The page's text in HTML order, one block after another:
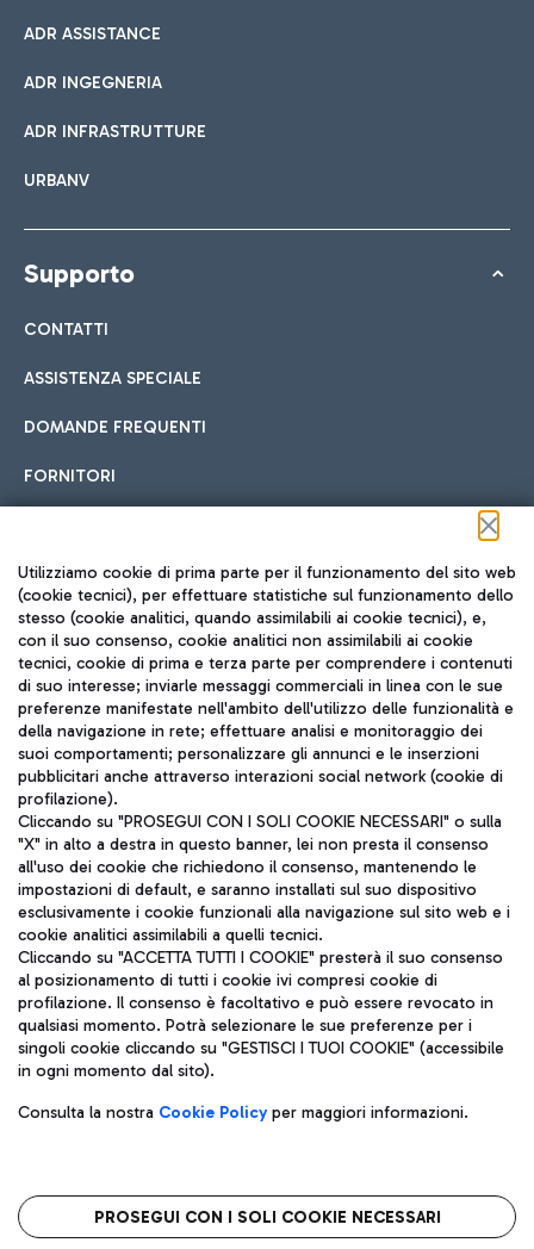
ADR ASSISTANCE
ADR INGEGNERIA
ADR INFRASTRUTTURE
URBANV
Supporto
CONTATTI
ASSISTENZA SPECIALE
DOMANDE FREQUENTI
FORNITORI
Seguici sui social
TRAVEL JOURNAL
ITA
Aeroporti di Roma S.p.A. - Società soggetta a direzione e
coordinamento di Mundys S.p.A.
Codice fiscale e Registro delle Imprese di Roma 13032990155 P.
IVA 06572251004
Capitale sociale 62.224.743,00 int. vers.
Sede legale: Via Pier Paolo Racchetti 1 - 00054 Fiumicino (RM)
telefono +39 06 65951
Privacy policy
Note legali
Roma FCO
L'aeroporto stellato
Utilizziamo cookie di prima parte per il funzionamento del sito web
(cookie tecnici), per effettuare statistiche sul funzionamento dello
stesso (cookie analitici, quando assimilabili ai cookie tecnici), e,
con il suo consenso, cookie analitici non assimilabili ai cookie
tecnici, cookie di prima e terza parte per comprendere i contenuti
di suo interesse; inviarle messaggi commerciali in linea con le sue
preferenze manifestate nell'ambito dell'utilizzo delle funzionalità e
della navigazione in rete; effettuare analisi e monitoraggio dei
suoi comportamenti; personalizzare gli annunci e le inserzioni
pubblicitari anche attraverso interazioni social network (cookie di
profilazione).
Cliccando su "PROSEGUI CON I SOLI COOKIE NECESSARI" o sulla
"X" in alto a destra in questo banner, lei non presta il consenso
all'uso dei cookie che richiedono il consenso, mantenendo le
impostazioni di default, e saranno installati sul suo dispositivo
esclusivamente i cookie funzionali alla navigazione sul sito web e i
cookie analitici assimilabili a quelli tecnici.
Cliccando su "ACCETTA TUTTI I COOKIE" presterà il suo consenso
al posizionamento di tutti i cookie ivi compresi cookie di
profilazione. Il consenso è facoltativo e può essere revocato in
qualsiasi momento. Potrà selezionare le sue preferenze per i
singoli cookie cliccando su "GESTISCI I TUOI COOKIE" (accessibile
in ogni momento dal sito).
Consulta la nostra Cookie Policyper maggiori informazioni.
PROSEGUI CON I SOLI COOKIE NECESSARI